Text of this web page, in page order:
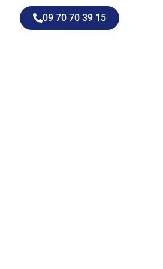
09 70 70 39 15